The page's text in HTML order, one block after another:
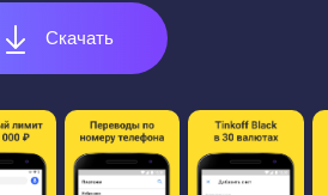
Скачать